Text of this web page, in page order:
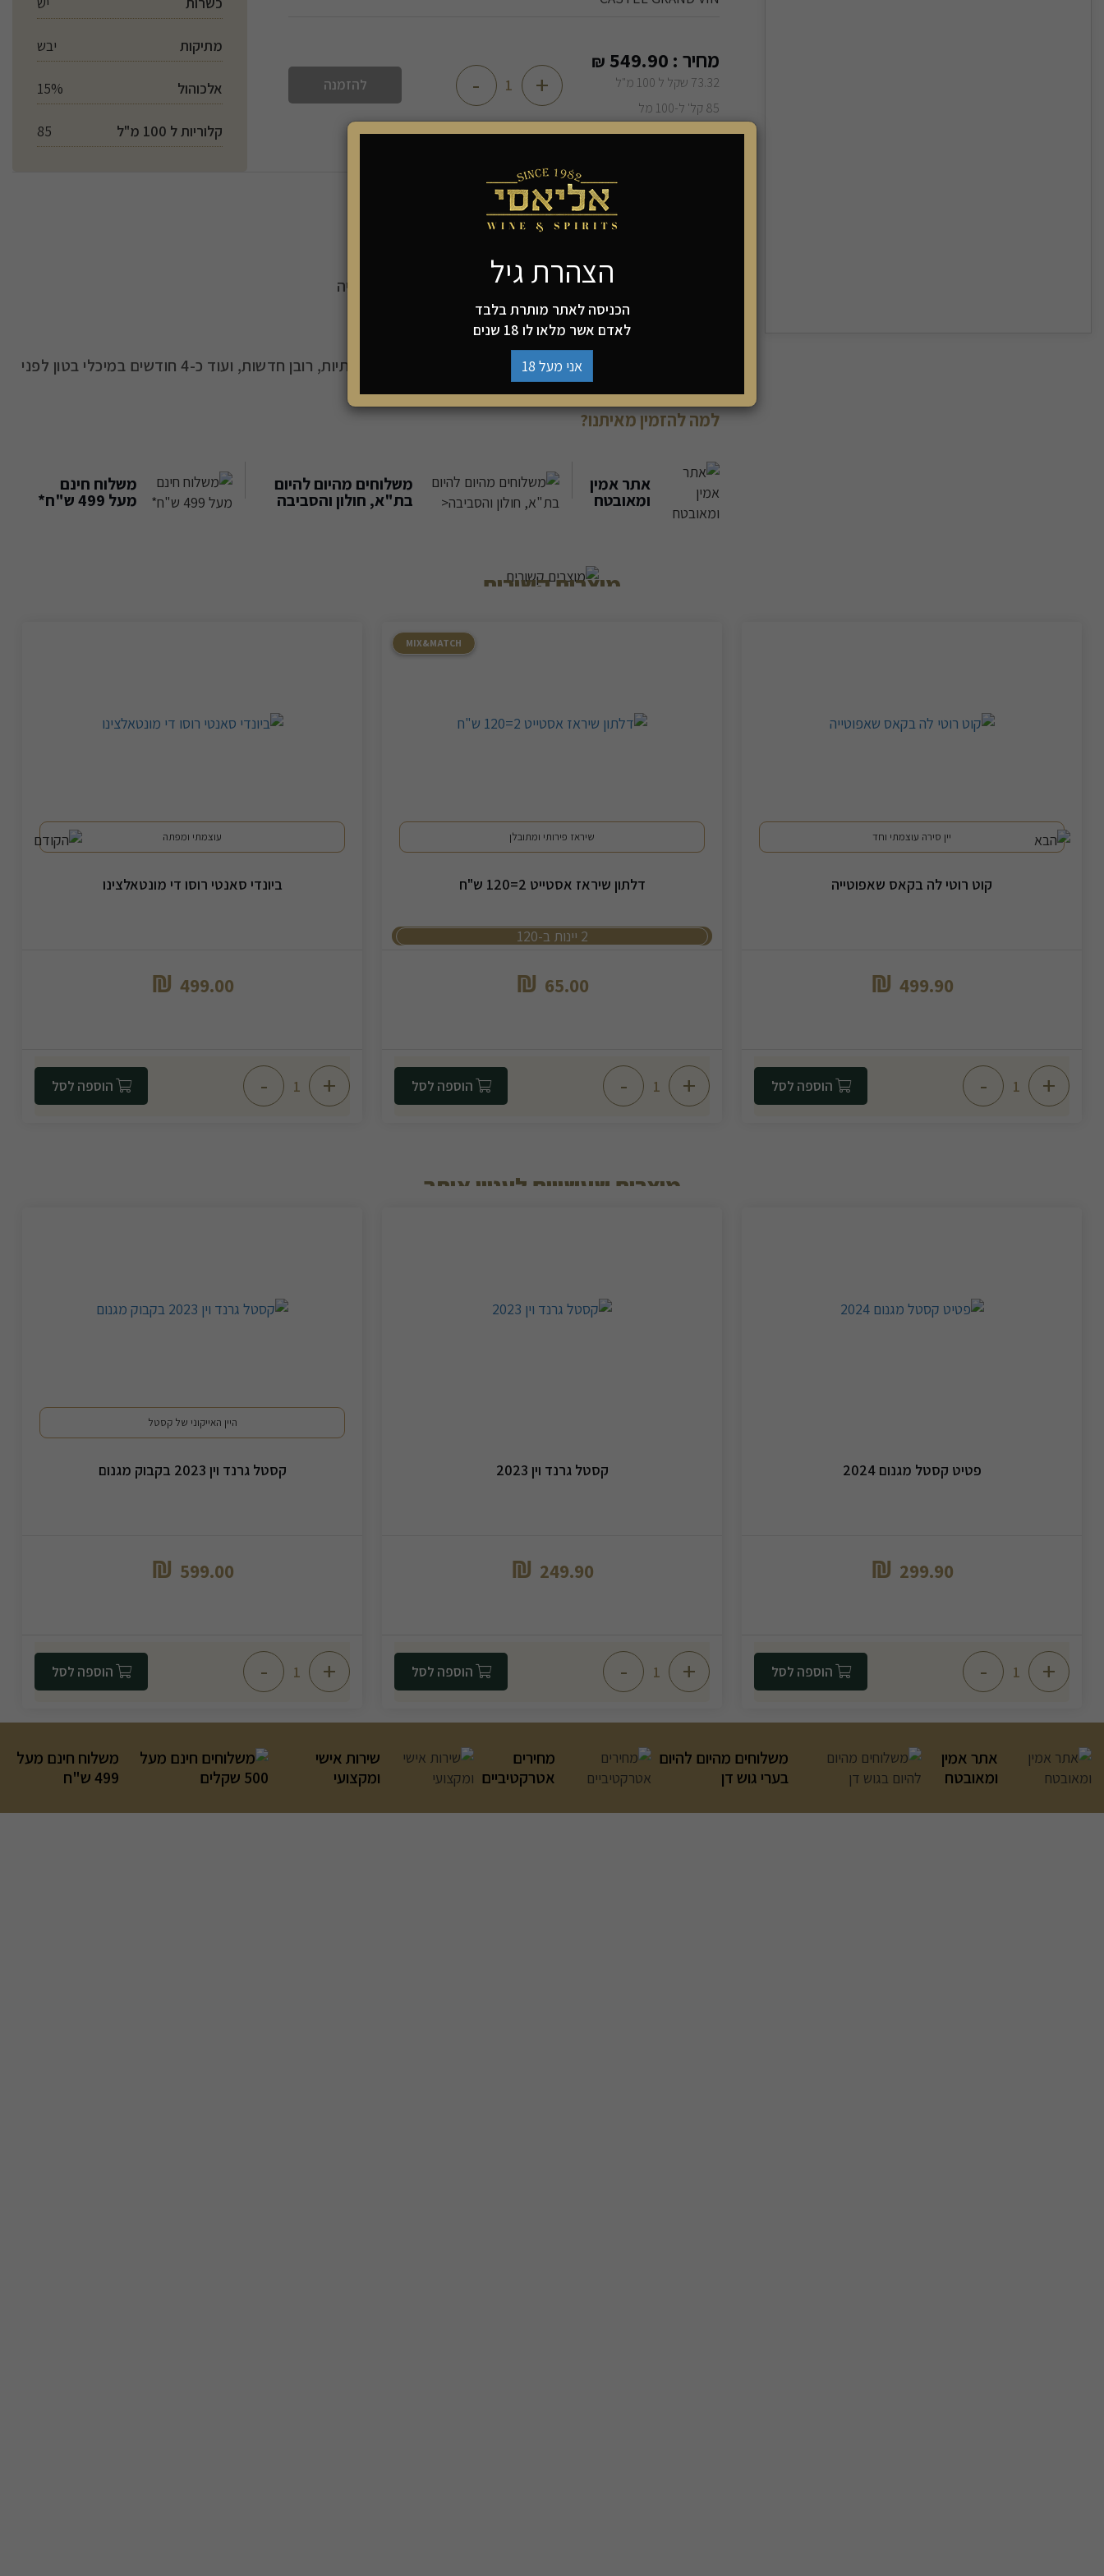
מחיר : 549.90
₪
73.32 שקל ל 100 מ"ל
85 קל' ל-100 מל
+
- להזמנה
מתיקות יבש
אלכוהול 15%
קלוריות ל 100 מ"ל 85
קסטל גרנד וין אלגנטי וקלאסי בעל צבע עמוק,
בוקה מרוכז ומורכב המלווה בטעמי פירות יער שחורים,
תבלינים וטאנינים רכים (אך מוחשיים).
זהו יין מאוזן הנוטה לקטיפתיות חלקה ובעל סיומת ארוכה ונקיה
הרכב זני : ענבי קברנה סוביניון, מרלו, פטי ורדו וקברנה פרנק
אחוז אלכוהול: 15%
יישון בחביות: גדל במשך כ –16 חודשים בחביות עץ אלון צרפתיות, רובן חדשות, ועוד כ-4 חודשים במיכלי בטון לפני
למה להזמין מאיתנו?
אתר אמין
ומאובטח
משלוחים מהיום להיום
בת"א, חולון והסביבה
משלוח חינם
מעל 499 ש"ח*
מוצרים קשורים
יין סירה עוצמתי וחד
קוט רוטי לה בקאס שאפוטייה
499.90
₪
+
-
MIX&MATCH
שיראז פירותי ומתובלן
דלתון שיראז אסטייט 2=120 ש"ח
2 יינות ב-120
65.00
₪
+
-
עוצמתי ומפתה
ביונדי סאנטי רוסו די מונטאלצינו
499.00
₪
+
-
מוצרים שעשויים לעניין אותך
פטיט קסטל מגנום 2024
299.90
₪
+
-
קסטל גרנד וין 2023
249.90
₪
+
-
היין האייקוני של קסטל
קסטל גרנד וין 2023 בקבוק מגנום
599.00
₪
+
-
אתר אמין
ומאובטח
משלוחים מהיום להיום
בערי גוש דן
מחירים
אטרקטיביים
שירות אישי
ומקצועי
משלוח חינם מעל
499 ש"ח
הצהרת גיל
הכניסה לאתר מותרת בלבד
לאדם אשר מלאו לו 18 שנים
אני מעל 18